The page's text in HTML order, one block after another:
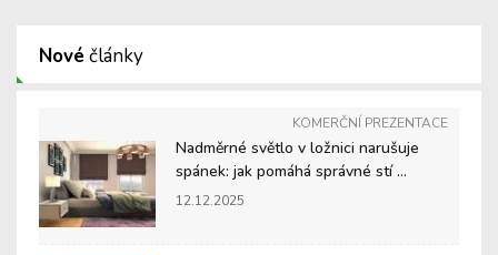
Nové články
KOMERČNÍ PREZENTACE
Nadměrné světlo v ložnici narušuje
spánek: jak pomáhá správné stí ...
12.12.2025